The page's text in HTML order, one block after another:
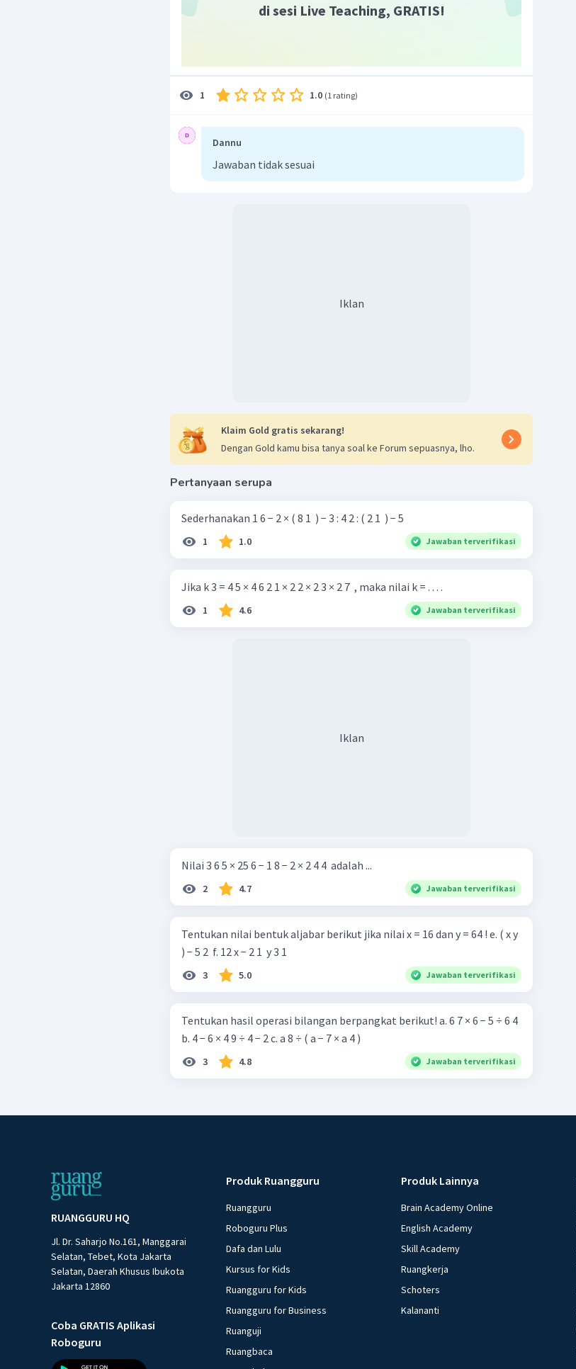
di sesi Live Teaching, GRATIS!
1 1.0 (1 rating)
Dannu
Jawaban tidak sesuai
Iklan
Klaim Gold gratis sekarang!
Dengan Gold kamu bisa tanya soal ke Forum sepuasnya, lho.
Pertanyaan serupa
Sederhanakan 1 6 − 2 × ( 8 1 ​ ) − 3 : 4 2 : ( 2 1 ​ ) − 5
1 1.0 Jawaban terverifikasi
Jika k 3 = 4 5 × 4 6 2 1 × 2 2 × 2 3 × 2 7 ​ , maka nilai k = . . . .
1 4.6 Jawaban terverifikasi
Iklan
Nilai 3 6 5 × 25 6 − 1 8 − 2 × 2 4 4 ​ adalah ...
2 4.7 Jawaban terverifikasi
Tentukan nilai bentuk aljabar berikut jika nilai x = 16 dan y = 64 ! e. ( x y
) − 5 2 ​ f. 12 x − 2 1 ​ y 3 1 ​
3 5.0 Jawaban terverifikasi
Tentukan hasil operasi bilangan berpangkat berikut! a. 6 7 × 6 − 5 ÷ 6 4
b. 4 − 6 × 4 9 ÷ 4 − 2 c. a 8 ÷ ( a − 7 × a 4 )
3 4.8 Jawaban terverifikasi
RUANGGURU HQ
Jl. Dr. Saharjo No.161, Manggarai
Selatan, Tebet, Kota Jakarta
Selatan, Daerah Khusus Ibukota
Jakarta 12860
Coba GRATIS Aplikasi
Roboguru
Produk Ruangguru
Ruangguru
Roboguru Plus
Dafa dan Lulu
Kursus for Kids
Ruangguru for Kids
Ruangguru for Business
Ruanguji
Ruangbaca
Produk Lainnya
Brain Academy Online
English Academy
Skill Academy
Ruangkerja
Schoters
Kalananti